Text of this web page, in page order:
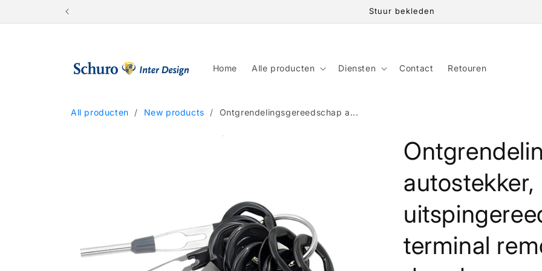
content
Stuur bekleden
Home Alle producten Diensten Contact Retouren
All producten / New products / Ontgrendelingsgereedschap a...
autostekker,
terminal